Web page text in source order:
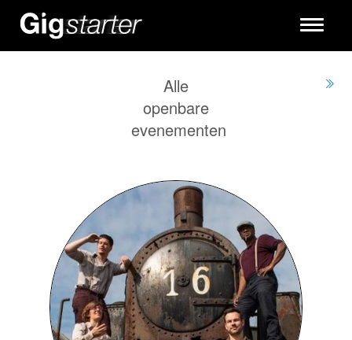
Toggle
Alle
openbare
evenementen